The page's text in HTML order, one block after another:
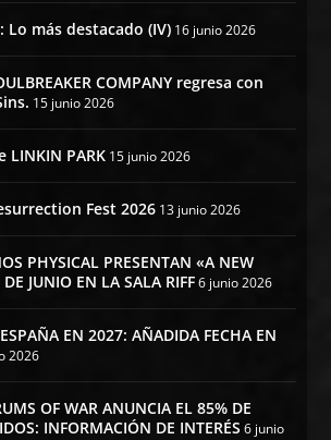
Lo más destacado (IV) 16 junio 2026
COMPANY regresa con
15 junio 2026
LINKIN PARK 15 junio 2026
Fest 2026 13 junio 2026
PHYSICAL PRESENTAN «A NEW
JUNIO EN LA SALA RIFF 6 junio 2026
EN 2027: AÑADIDA FECHA EN
2026
OF WAR ANUNCIA EL 85% DE
INFORMACIÓN DE INTERÉS 6 junio